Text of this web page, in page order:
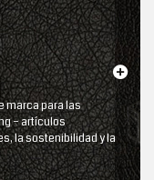
marca para las
– artículos
la sostenibilidad y la